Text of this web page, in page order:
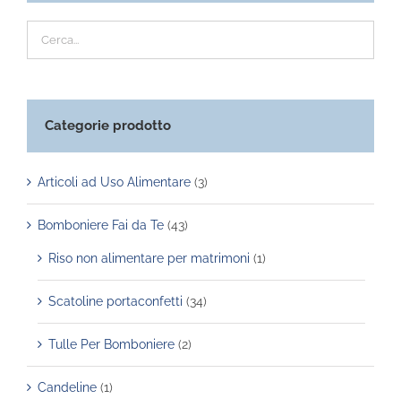
Categorie prodotto
Articoli ad Uso Alimentare (3)
Bomboniere Fai da Te (43)
Riso non alimentare per matrimoni (1)
Scatoline portaconfetti (34)
Tulle Per Bomboniere (2)
Candeline (1)